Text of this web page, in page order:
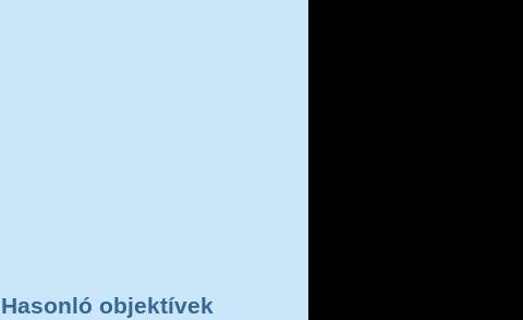
Hasonló objektívek